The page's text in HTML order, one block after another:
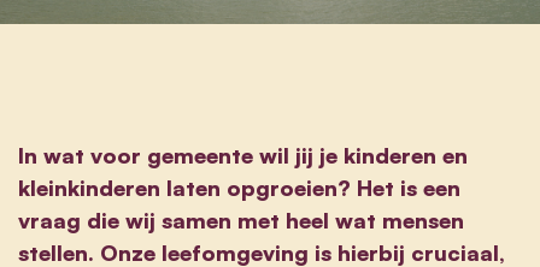
In wat voor gemeente wil jij je kinderen en
kleinkinderen laten opgroeien? Het is een
vraag die wij samen met heel wat mensen
stellen. Onze leefomgeving is hierbij cruciaal,